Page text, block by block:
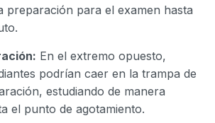
preparación para el examen hasta
En el extremo opuesto,
podrían caer en la trampa de
estudiando de manera
el punto de agotamiento.